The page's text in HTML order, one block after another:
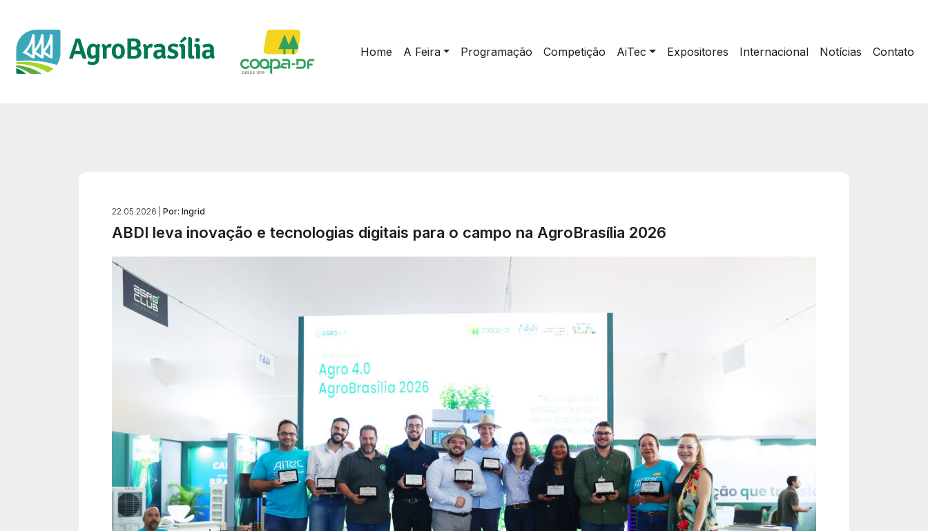
Home A Feira Programação Competição AiTec Expositores Internacional Notícias Contato
22.05.2026 | Por: Ingrid
ABDI leva inovação e tecnologias digitais para o campo na AgroBrasília 2026